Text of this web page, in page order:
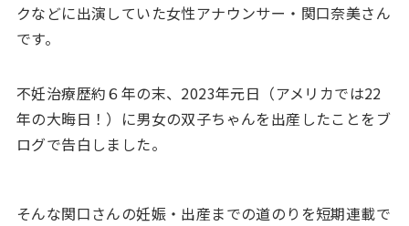
クなどに出演していた女性アナウンサー・関口奈美さん
です。
不妊治療歴約６年の末、2023年元日（アメリカでは22
年の大晦日！）に男女の双子ちゃんを出産したことをブ
ログで告白しました。
そんな関口さんの妊娠・出産までの道のりを短期連載で